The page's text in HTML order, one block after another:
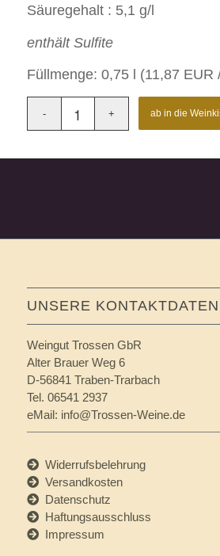
Säuregehalt : 5,1 g/l
enthält Sulfite
Füllmenge: 0,75 l (11,87 EUR
ab in die
UNSERE KONTAKTDATEN
Weingut Trossen GbR
Alter Brauer Weg 6
D-56841 Traben-Trarbach
Tel. 06541 2937
eMail: info@Trossen-Weine.de
Widerrufsbelehrung
Versandkosten
Datenschutz
Haftungsausschluss
Impressum